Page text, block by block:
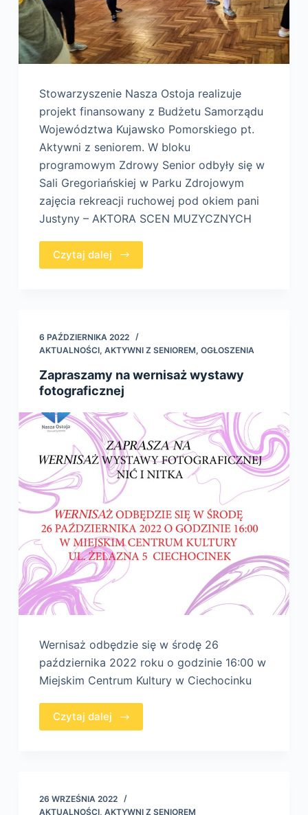
Stowarzyszenie Nasza Ostoja realizuje
projekt finansowany z Budżetu Samorządu
Województwa Kujawsko Pomorskiego pt.
Aktywni z seniorem. W bloku
programowym Zdrowy Senior odbyły się w
Sali Gregoriańskiej w Parku Zdrojowym
zajęcia rekreacji ruchowej pod okiem pani
Justyny – AKTORA SCEN MUZYCZNYCH
Czytaj dalej
6 PAŹDZIERNIKA 2022
AKTUALNOŚCI, AKTYWNI Z SENIOREM, OGŁOSZENIA
Zapraszamy na wernisaż wystawy
fotograficznej
Wernisaż odbędzie się w środę 26
października 2022 roku o godzinie 16:00 w
Miejskim Centrum Kultury w Ciechocinku
Czytaj dalej
26 WRZEŚNIA 2022
AKTUALNOŚCI, AKTYWNI Z SENIOREM